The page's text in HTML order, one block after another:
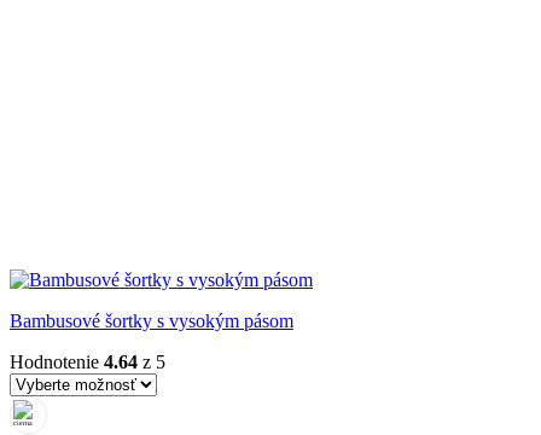
Bambusové šortky s vysokým pásom
Hodnotenie 4.64 z 5